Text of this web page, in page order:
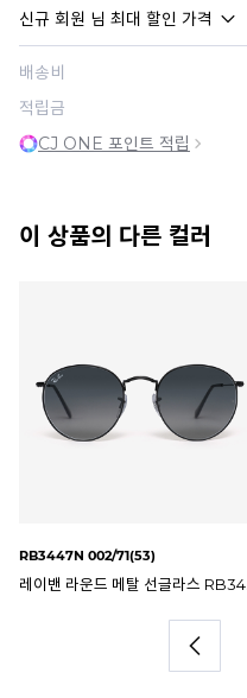
신규 회원 님 최대 할인 가격
배송비
적립금
CJ ONE 포인트 적립
이 상품의 다른 컬러
RB3447N 002/71(53)